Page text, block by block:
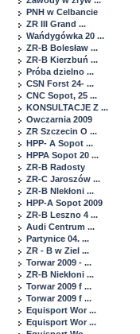
PNH w Celbancie
ZR III Grand ...
Wańdygówka 20 ...
ZR-B Bolesław ...
ZR-B Kierzbuń ...
Próba dzielno ...
CSN Forst 24- ...
CNC Sopot, 25 ...
KONSULTACJE Z ...
Owczarnia 2009
ZR Szczecin O ...
HPP- A Sopot ...
HPPA Sopot 20 ...
ZR-B Radosty
ZR-C Jaroszów ...
ZR-B NIekłoni ...
HPP-A Sopot 2009
ZR-B Leszno 4 ...
Audi Centrum ...
Partynice 04. ...
ZR - B w Ziel ...
Torwar 2009 - ...
ZR-B Niekłoni ...
Torwar 2009 f ...
Torwar 2009 f ...
Equisport Wor ...
Equisport Wor ...